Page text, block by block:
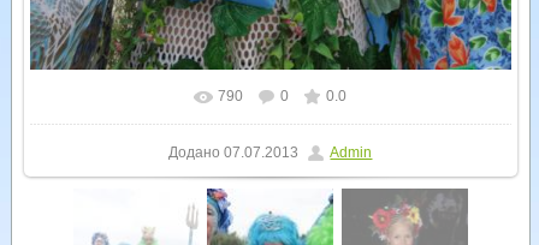
У реальному розмірі 1066x1600
790 0 0.0
Додано 07.07.2013 Admin